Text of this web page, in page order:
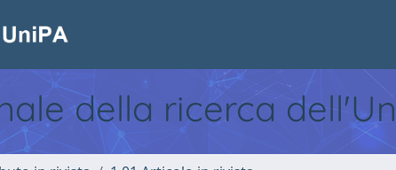
della ricerca